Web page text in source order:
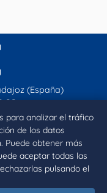
para analizar el tráfico
de los datos
Puede obtener más
aceptar todas las
pulsando el
(España)
00
YouTube